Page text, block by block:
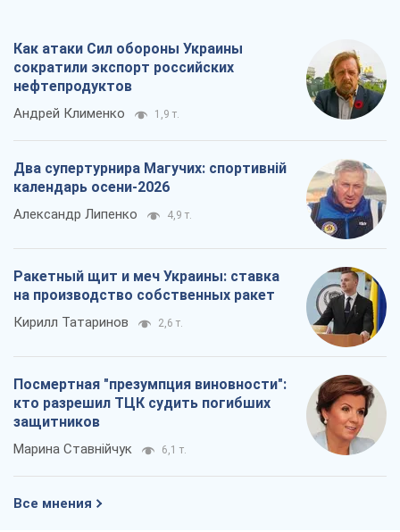
Как атаки Сил обороны Украины
сократили экспорт российских
нефтепродуктов
Андрей Клименко 1,9 т.
Два супертурнира Магучих: спортивній
календарь осени-2026
Александр Липенко 4,9 т.
Ракетный щит и меч Украины: ставка
на производство собственных ракет
Кирилл Татаринов 2,6 т.
Посмертная "презумпция виновности":
кто разрешил ТЦК судить погибших
защитников
Марина Ставнійчук 6,1 т.
Все мнения